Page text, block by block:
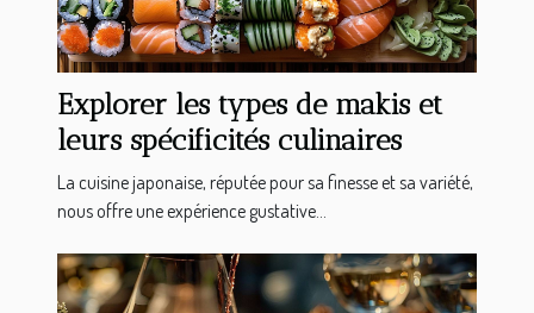
Explorer les types de makis et
leurs spécificités culinaires
La cuisine japonaise, réputée pour sa finesse et sa variété,
nous offre une expérience gustative...